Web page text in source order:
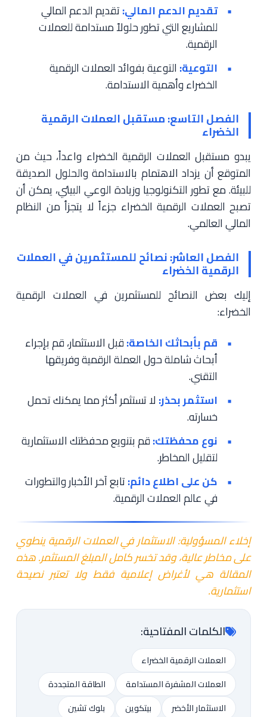
تقديم الدعم المالي:تقديم الدعم المالي
للمشاريع التي تطور حلولاً مستدامة للعملات
الرقمية.
التوعية: التوعية بفوائد العملات الرقمية
الخضراء وأهمية الاستدامة.
الفصل التاسع: مستقبل العملات الرقمية
الخضراء
يبدو مستقبل العملات الرقمية الخضراء واعداً، حيث من
المتوقع أن يزداد الاهتمام بالاستدامة والحلول الصديقة
للبيئة. مع تطور التكنولوجيا وزيادة الوعي البيئي، يمكن أن
تصبح العملات الرقمية الخضراء جزءاً لا يتجزأ من النظام
المالي العالمي.
الفصل العاشر: نصائح للمستثمرين في العملات
الرقمية الخضراء
إليك بعض النصائح للمستثمرين في العملات الرقمية
الخضراء:
قم بأبحاثك الخاصة:قبل الاستثمار، قم بإجراء
أبحاث شاملة حول العملة الرقمية وفريقها
التقني.
استثمر بحذر: لا تستثمر أكثر مما يمكنك تحمل
خسارته.
نوع محفظتك:قم بتنويع محفظتك الاستثمارية
لتقليل المخاطر.
كن على اطلاع دائم:تابع آخر الأخبار والتطورات
في عالم العملات الرقمية.
إخلاء المسؤولية: الاستثمار في العملات الرقمية ينطوي
على مخاطر عالية، وقد تخسر كامل المبلغ المستثمر. هذه
المقالة هي لأغراض إعلامية فقط ولا تعتبر نصيحة
استثمارية.
الكلمات المفتاحية:
العملات الرقمية الخضراء
العملات المشفرة المستدامة
الطاقة المتجددة
الاستثمار الأخضر
بيتكوين بلوك تشين